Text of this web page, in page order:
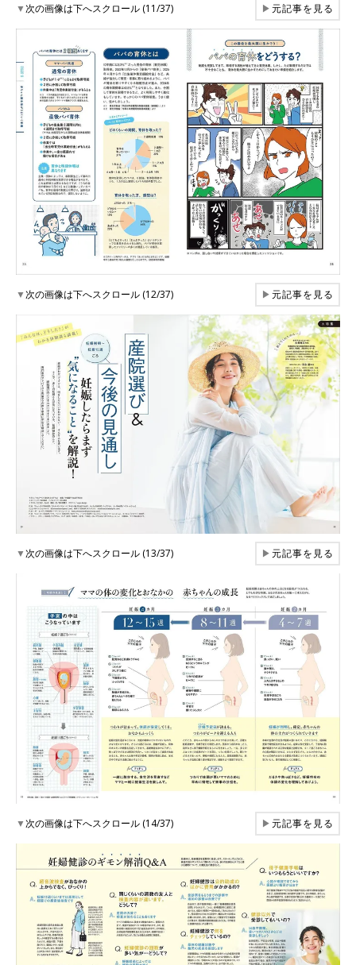
▼次の画像は下へスクロール (11/37) ▶元記事を見る
▼次の画像は下へスクロール (12/37) ▶元記事を見る
▼次の画像は下へスクロール (13/37) ▶元記事を見る
▼次の画像は下へスクロール (14/37) ▶元記事を見る